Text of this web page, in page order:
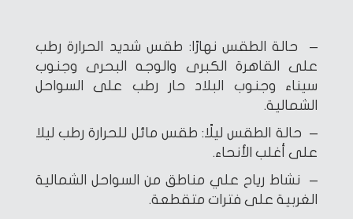
– حالة الطقس نهارًا: طقس شديد الحرارة رطب
على القاهرة الكبرى والوجه البحرى وجنوب
سيناء وجنوب البلاد حار رطب على السواحل
الشمالية.
– حالة الطقس ليلًا: طقس مائل للحرارة رطب ليلا
على أغلب الأنحاء.
– نشاط رياح علي مناطق من السواحل الشمالية
الغربية على فترات متقطعة.